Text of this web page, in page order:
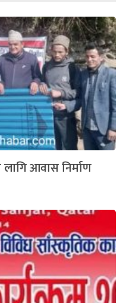
लागि आवास निर्माण